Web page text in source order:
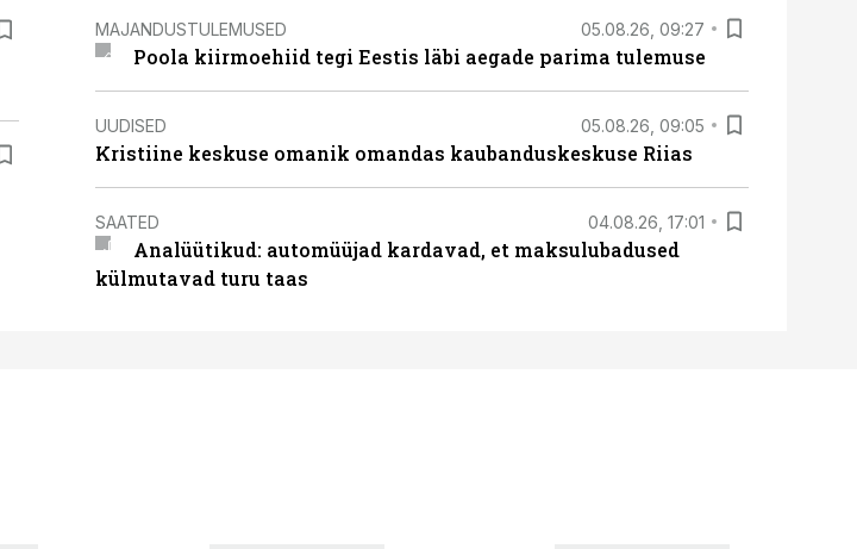
MAJANDUSTULEMUSED 05.08.26, 09:27
Poola kiirmoehiid tegi Eestis läbi aegade parima tulemuse
UUDISED 05.08.26, 09:05
Kristiine keskuse omanik omandas kaubanduskeskuse Riias
SAATED 04.08.26, 17:01
Analüütikud: automüüjad kardavad, et maksulubadused
külmutavad turu taas